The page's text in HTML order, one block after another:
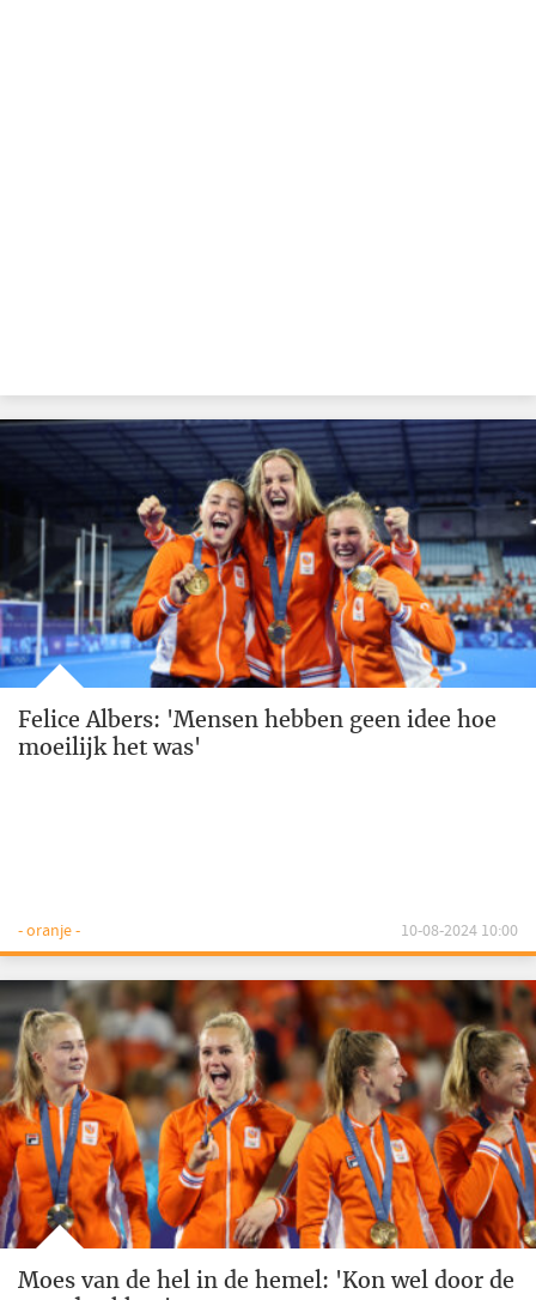
Felice Albers: 'Mensen hebben geen idee hoe
moeilijk het was'
- oranje - 10-08-2024 10:00
Moes van de hel in de hemel: 'Kon wel door de